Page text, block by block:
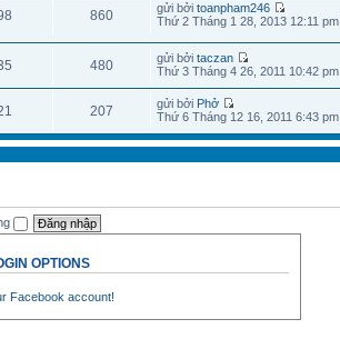
860 gửi bởitoanpham246
Thứ 2 Tháng 1 28, 2013 12:11 pm
480 gửi bởitaczan
Thứ 3 Tháng 4 26, 2011 10:42 pm
207 gửi bởi Phở
Thứ 6 Tháng 12 16, 2011 6:43 pm
OPTIONS